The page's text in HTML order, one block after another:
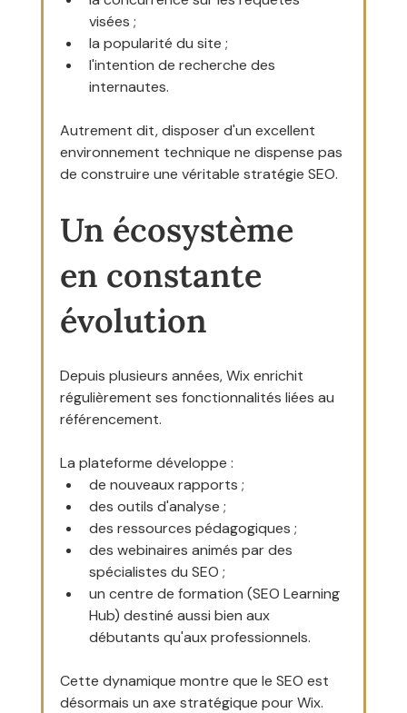
visées ;
la popularité du site ;
l'intention de recherche des
internautes.
Autrement dit, disposer d'un excellent
environnement technique ne dispense pas
de construire une véritable stratégie SEO.
Un écosystème
en constante
évolution
Depuis plusieurs années, Wix enrichit
régulièrement ses fonctionnalités liées au
référencement.
La plateforme développe :
de nouveaux rapports ;
des outils d'analyse ;
des ressources pédagogiques ;
des webinaires animés par des
spécialistes du SEO ;
un centre de formation (SEO Learning
Hub) destiné aussi bien aux
débutants qu'aux professionnels.
Cette dynamique montre que le SEO est
désormais un axe stratégique pour Wix.